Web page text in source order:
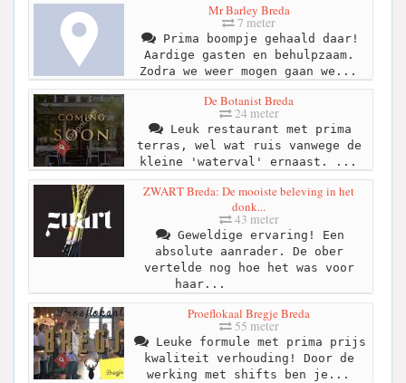
Mr Barley Breda
7 meter
Prima boompje gehaald daar!
Aardige gasten en behulpzaam.
Zodra we weer mogen gaan we...
De Botanist Breda
24 meter
Leuk restaurant met prima
terras, wel wat ruis vanwege de
kleine 'waterval' ernaast. ...
ZWART Breda: De mooiste beleving in het
donk...
43 meter
Geweldige ervaring! Een
absolute aanrader. De ober
vertelde nog hoe het was voor
haar...
Proeflokaal Bregje Breda
55 meter
Leuke formule met prima prijs
kwaliteit verhouding! Door de
werking met shifts ben je...